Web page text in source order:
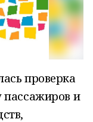
проверка
и